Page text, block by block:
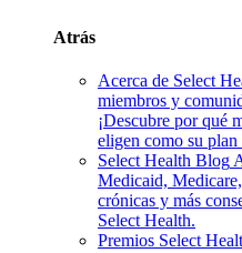
Atrás
Acerca de Select
miembros y
¡Descubre por qué
eligen como su plan
Select Health Blog
Medicaid,
crónicas y más
Select Health.
Premios Select